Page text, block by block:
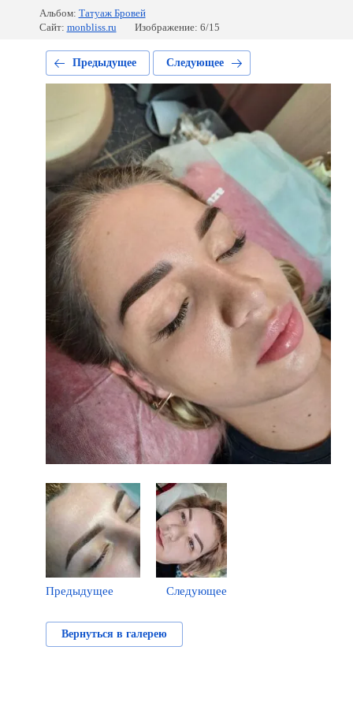
Альбом: Татуаж Бровей
Сайт: monbliss.ru Изображение: 6/15
Предыдущее Следующее
Предыдущее Следующее
Вернуться в галерею